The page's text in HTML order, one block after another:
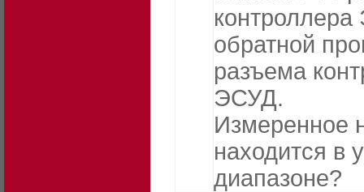
обратной
разъема
ЭСУД.
Измеренное
находится в
диапазоне?